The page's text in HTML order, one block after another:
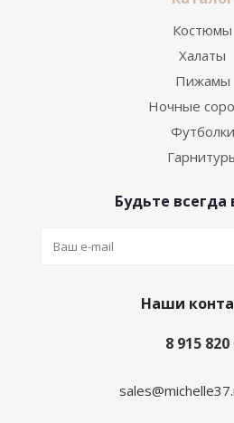
Костюмы
Халаты
Пижамы
Ночные
Футболки
Будьте всегда
Наши
8 915 820